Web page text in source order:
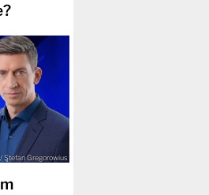
Stefan Gregorowius